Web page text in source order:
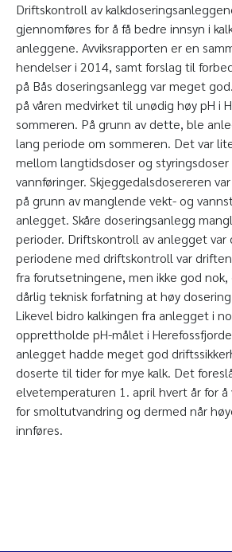
Driftskontroll av
gjennomføres for å få bedre innsyn i
anleggene. Avviksrapporten er en
hendelser i 2014, samt forslag til
på Bås doseringsanlegg var meget
på våren medvirket til unødig høy pH i
sommeren. På grunn av dette, ble
lang periode om sommeren. Det var
mellom langtidsdoser og styringsdoser
vannføringer. Skjeggedalsdosereren
på grunn av manglende vekt- og
anlegget. Skåre doseringsanlegg
perioder. Driftskontroll av anlegget var
periodene med driftskontroll var
fra forutsetningene, men ikke god nok,
dårlig teknisk forfatning at høy
Likevel bidro kalkingen fra anlegget i
opprettholde pH-målet i
anlegget hadde meget god
doserte til tider for mye kalk. Det
elvetemperaturen 1. april hvert år for
for smoltutvandring og dermed når
innføres.